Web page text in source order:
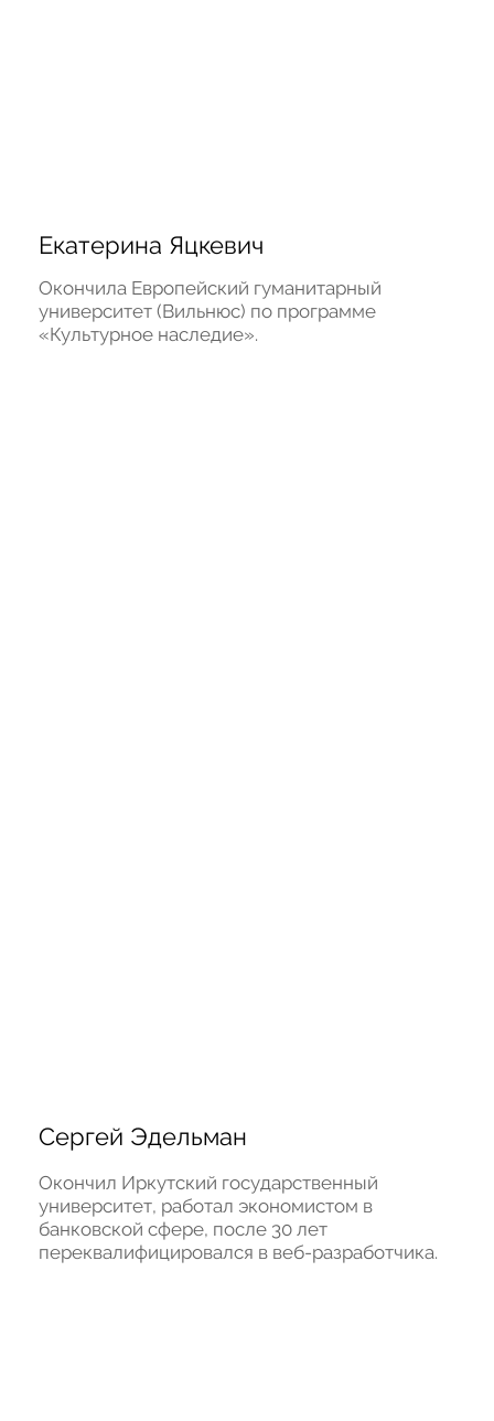
Екатерина Яцкевич
Окончила Европейский гуманитарный
университет (Вильнюс) по программе
«Культурное наследие».
Сергей Эдельман
Окончил Иркутский государственный
университет, работал экономистом в
банковской сфере, после 30 лет
переквалифицировался в веб-разработчика.